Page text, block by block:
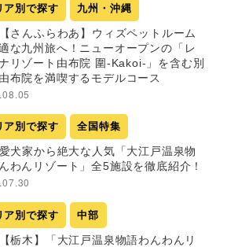
ア別で探す 九州・沖縄
【さんふらわあ】ウィズペットルーム
な九州旅へ！ニューオープンの「レ
リゾート由布院 圍-Kakoi-」を含む別
布院を満喫するモデルコース
ア別で探す 全国特集
愛犬家から絶大な人気「大江戸温泉物
わんリゾート」全5施設を徹底紹介！
ア別で探す 中部
【栃木】「大江戸温泉物語わんわんリ